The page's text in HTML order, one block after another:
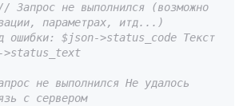
// Запрос не выполнился (возможно
параметрах, итд...)
ошибки: $json->status_code Текст
>status_text
не выполнился Не удалось
с сервером